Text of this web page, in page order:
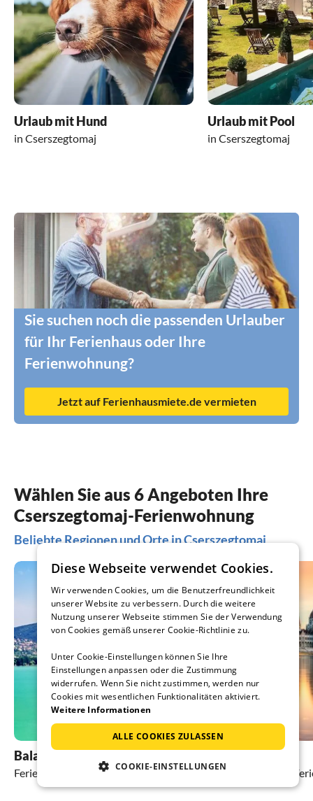
Urlaub mit Hund
in Cserszegtomaj
Urlaub mit Pool
in Cserszegtomaj
Sie suchen noch die passenden Urlauber
für Ihr Ferienhaus oder Ihre
Ferienwohnung?
Jetzt auf Ferienhausmiete.de vermieten
Wählen Sie aus 6 Angeboten Ihre
Cserszegtomaj-Ferienwohnung
Beliebte Regionen und Orte in Cserszegtomaj
Balatonlelle
Ferienhäuser und Ferienwohnungen
Zalakaros
Ferienhäuser und
Diese Webseite verwendet Cookies.
Wir verwenden Cookies, um die Benutzerfreundlichkeit
unserer Website zu verbessern. Durch die weitere
Nutzung unserer Webseite stimmen Sie der Verwendung
von Cookies gemäß unserer Cookie-Richtlinie zu.
Unter Cookie-Einstellungen können Sie Ihre
Einstellungen anpassen oder die Zustimmung
widerrufen. Wenn Sie nicht zustimmen, werden nur
Cookies mit wesentlichen Funktionalitäten aktiviert.
Weitere Informationen
ALLE COOKIES ZULASSEN
COOKIE-EINSTELLUNGEN